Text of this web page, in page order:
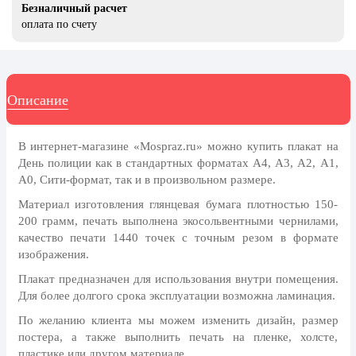
8 марта, Международный женский
1 апреля, День смеха
Апрель, Месячник по
благоустройству
апреля)
Светлая Пасха
12 апреля, День космонавтики
18 апреля, Дни исторического и
1 мая, праздник Весны и Труда
6 мая, День герба и флага города
Москвы
9 мая, День Победы
Безналичный расчет
оплата по счету
Описание
В интернет-магазине «Mospraz.ru» можно купить плакат на
День полиции как в стандартных форматах А4, А3, А2, А1,
А0, Сити-формат, так и в произвольном размере.
Материал изготовления глянцевая бумага плотностью 150-
200 грамм, печать выполнена экосольвентными чернилами,
качество печати 1440 точек с точным резом в формате
изображения.
Плакат предназначен для использования внутри помещения.
Для более долгого срока эксплуатации возможна ламинация.
По желанию клиента мы можем изменить дизайн, размер
постера, а также выполнить печать на пленке, холсте,